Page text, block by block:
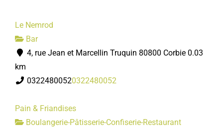
Le Nemrod
Bar
4, rue Jean et Marcellin Truquin 80800 Corbie 0.03
km
03224800520322480052
Pain & Friandises
Boulangerie-Pâtisserie-Confiserie-Restaurant